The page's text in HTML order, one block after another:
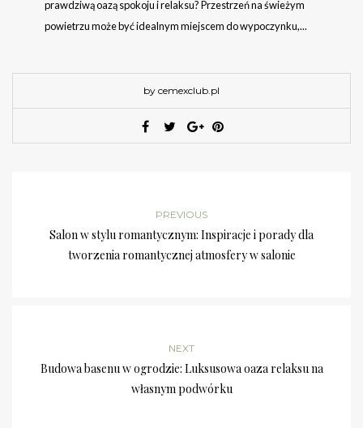
prawdziwą oazą spokoju i relaksu? Przestrzeń na świeżym
powietrzu może być idealnym miejscem do wypoczynku,...
by cemexclub.pl
PREVIOUS
Salon w stylu romantycznym: Inspiracje i porady dla
tworzenia romantycznej atmosfery w salonie
NEXT
Budowa basenu w ogrodzie: Luksusowa oaza relaksu na
własnym podwórku